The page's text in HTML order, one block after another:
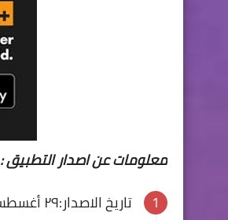
معلومات عن اصدار التطبيق :
تاريخ الاصدار:٢٩ أغسطس ٢٠١٧